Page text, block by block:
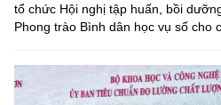
tổ chức Hội nghị tập huấn, bồi
Phong trào Bình dân học vụ số cho